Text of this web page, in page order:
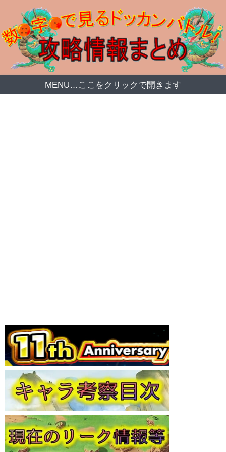
MENU…ここをクリックで開きます